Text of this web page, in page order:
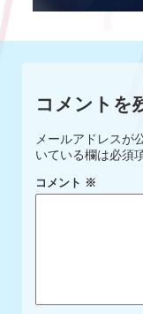
コメントを
メールアドレスが
いている欄は必須
コメント ※